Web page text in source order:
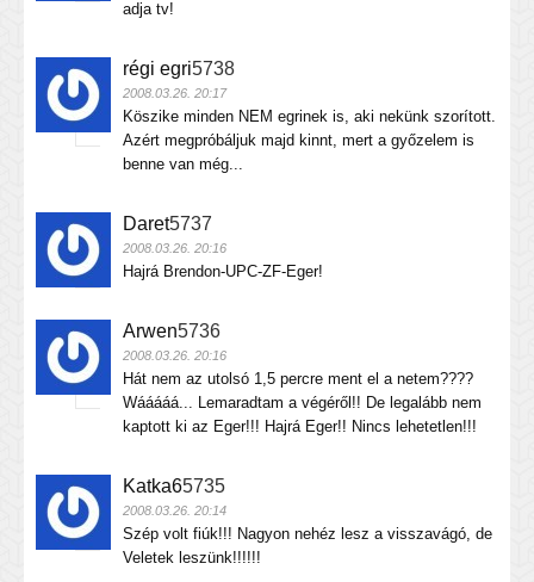
adja tv!
régi egri5738
2008.03.26. 20:17
Köszike minden NEM egrinek is, aki nekünk szorított.
Azért megpróbáljuk majd kinnt, mert a győzelem is
benne van még...
Daret5737
2008.03.26. 20:16
Hajrá Brendon-UPC-ZF-Eger!
Arwen5736
2008.03.26. 20:16
Hát nem az utolsó 1,5 percre ment el a netem????
Wááááá... Lemaradtam a végéről!! De legalább nem
kaptott ki az Eger!!! Hajrá Eger!! Nincs lehetetlen!!!
Katka65735
2008.03.26. 20:14
Szép volt fiúk!!! Nagyon nehéz lesz a visszavágó, de
Veletek leszünk!!!!!!